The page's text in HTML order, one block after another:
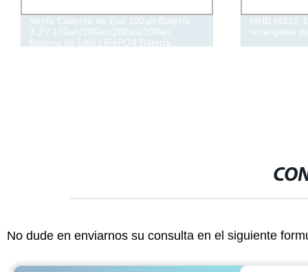
Venta Caliente de Eve 102ah Batería
3.2V 100ah/200ah/280ah/300ah
Batería de Litio LiFePO4 Batería
MHB MS12-
recargable
No dude en enviarnos su consulta en el siguiente